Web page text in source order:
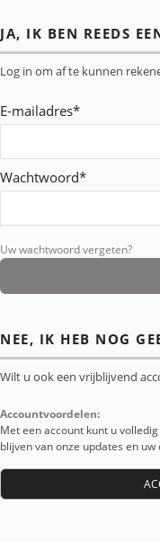
JA, IK BEN REEDS
Log in om af te kunnen
E-mailadres*
Wachtwoord*
Uw wachtwoord vergeten?
NEE, IK HEB NOG
Wilt u ook een vrijblijvend
Accountvoordelen:
Met een account kunt u
blijven van onze updates en